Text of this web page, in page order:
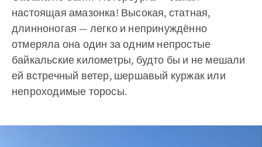
настоящая амазонка! Высокая, статная,
длинноногая — легко и непринуждённо
отмеряла она один за одним непростые
байкальские километры, будто бы и не мешали
ей встречный ветер, шершавый куржак или
непроходимые торосы.